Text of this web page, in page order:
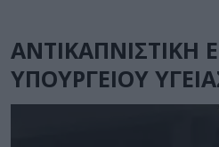
ΑΝΤΙΚΑΠΝΙΣΤΙΚΗ
ΥΠΟΥΡΓΕΙΟΥ